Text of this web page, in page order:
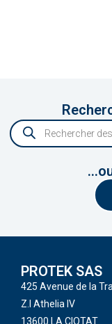
PROTEK SAS
425 Avenue de la
Z.I Athelia IV
13600 LA CIOTAT